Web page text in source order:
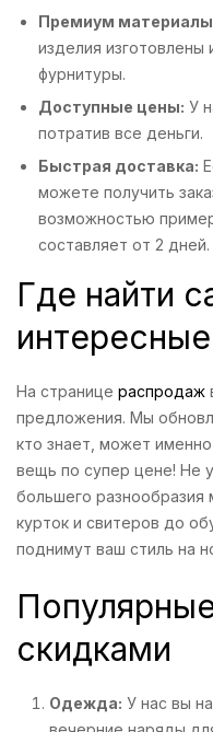
Премиум
изделия изготовлены
фурнитуры.
Доступные цены: У
потратив все деньги.
Быстрая доставка:
можете получить
возможностью
составляет от 2 дней.
Где найти
На странице распродаж
предложения. Мы
кто знает, может
вещь по супер цене! Не
большего
курток и свитеров до
поднимут ваш стиль на
скидками
Одежда: У нас вы